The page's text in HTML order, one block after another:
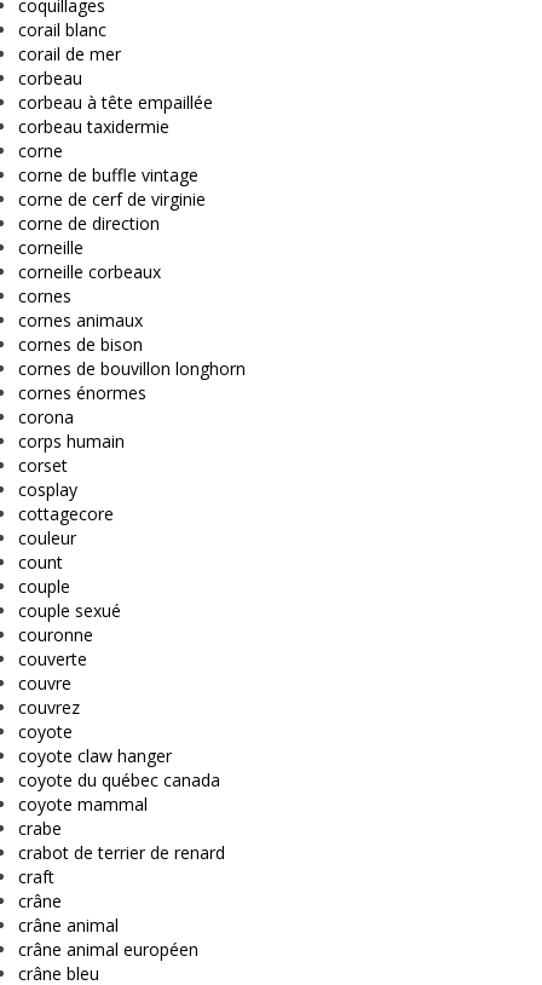
coquillages
corail blanc
corail de mer
corbeau
corbeau à tête empaillée
corbeau taxidermie
corne
corne de buffle vintage
corne de cerf de virginie
corne de direction
corneille
corneille corbeaux
cornes
cornes animaux
cornes de bison
cornes de bouvillon longhorn
cornes énormes
corona
corps humain
corset
cosplay
cottagecore
couleur
count
couple
couple sexué
couronne
couverte
couvre
couvrez
coyote
coyote claw hanger
coyote du québec canada
coyote mammal
crabe
crabot de terrier de renard
craft
crâne
crâne animal
crâne animal européen
crâne bleu